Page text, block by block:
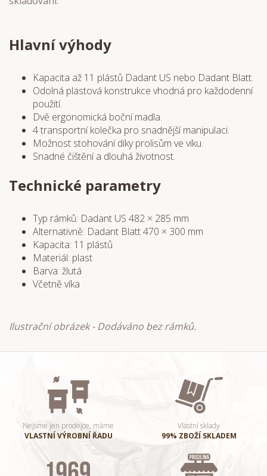
Hlavní výhody
Kapacita až 11 plástů Dadant US nebo Dadant Blatt.
Odolná plastová konstrukce vhodná pro každodenní
použití.
Dvě ergonomická boční madla.
4 transportní kolečka pro snadnější manipulaci.
Možnost stohování díky prolisům ve víku.
Snadné čištění a dlouhá životnost.
Technické parametry
Typ rámků: Dadant US 482 × 285 mm
Alternativně: Dadant Blatt 470 × 300 mm
Kapacita: 11 plástů
Materiál: plast
Barva: žlutá
Včetně víka
Ilustrační obrázek - Dodáváno bez rámků.
Nejsme jen prodejce, máme
VLASTNÍ VÝROBNÍ ŘADU
Vlastní sklady
99% ZBOŽÍ SKLADEM